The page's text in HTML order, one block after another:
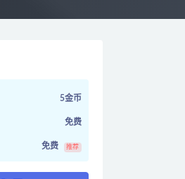
5金币
免费
免费 推荐